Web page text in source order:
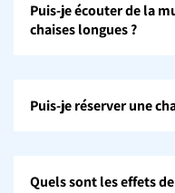
Puis-je écouter de la
chaises longues ?
Puis-je réserver une
Quels sont les effets